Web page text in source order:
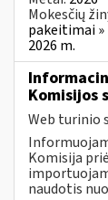
Mokesčių
pakeitimai
2026 m.
Komisijos
Web turinio
Komisija
naudotis